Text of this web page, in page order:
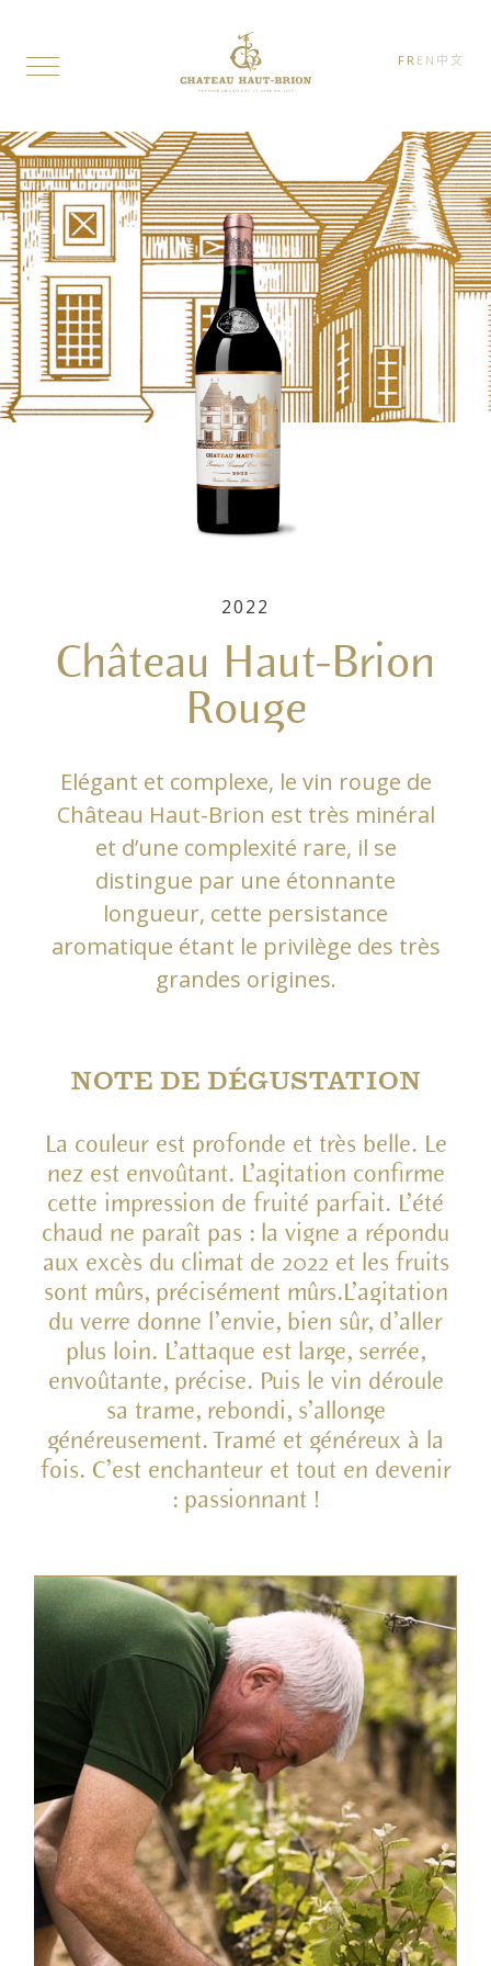
FR EN 中文
2022
Château Haut-Brion
Rouge
Elégant et complexe, le vin rouge de
Château Haut-Brion est très minéral
et d’une complexité rare, il se
distingue par une étonnante
longueur, cette persistance
aromatique étant le privilège des très
grandes origines.
NOTE DE DÉGUSTATION
La couleur est profonde et très belle. Le
nez est envoûtant. L’agitation confirme
cette impression de fruité parfait. L’été
chaud ne paraît pas : la vigne a répondu
aux excès du climat de 2022 et les fruits
sont mûrs, précisément mûrs.L’agitation
du verre donne l’envie, bien sûr, d’aller
plus loin. L’attaque est large, serrée,
envoûtante, précise. Puis le vin déroule
sa trame, rebondi, s’allonge
généreusement. Tramé et généreux à la
fois. C’est enchanteur et tout en devenir
: passionnant !